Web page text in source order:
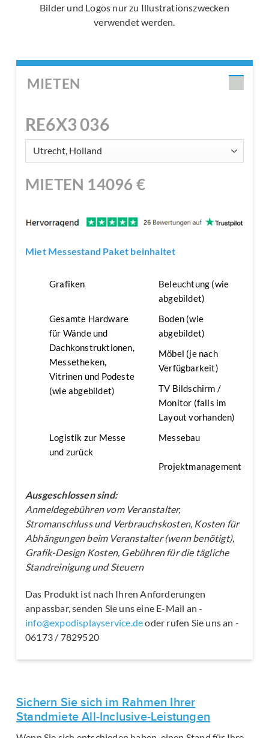
Bilder und Logos nur zu Illustrationszwecken
verwendet werden.
MIETEN
RE6X3 036
MIETEN 14096€
Miet Messestand Paket beinhaltet
Grafiken
Beleuchtung (wie
abgebildet)
Gesamte Hardware
für Wände und
Dachkonstruktionen,
Messetheken,
Vitrinen und Podeste
(wie abgebildet)
Boden (wie
abgebildet)
Möbel (je nach
Verfügbarkeit)
TV Bildschirm /
Monitor (falls im
Layout vorhanden)
Logistik zur Messe
und zurück
Messebau
Projektmanagement
Ausgeschlossen sind:
Anmeldegebühren vom Veranstalter,
Stromanschluss und Verbrauchskosten, Kosten für
Abhängungen beim Veranstalter (wenn benötigt),
Grafik-Design Kosten, Gebühren für die tägliche
Standreinigung und Steuern
Das Produkt ist nach Ihren Anforderungen
anpassbar, senden Sie uns eine E-Mail an -
info@expodisplayservice.deoder rufen Sie uns an -
06173 / 7829520
Sichern Sie sich im Rahmen Ihrer
Standmiete All-Inclusive-Leistungen